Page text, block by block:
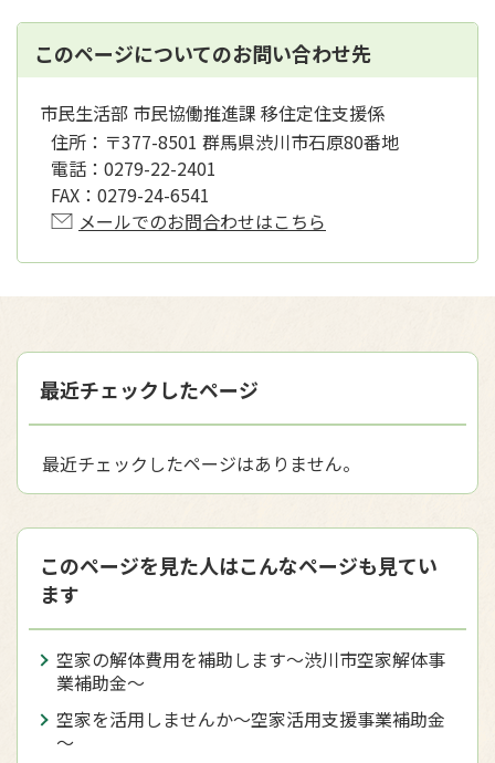
このページについてのお問い合わせ先
市民生活部 市民協働推進課 移住定住支援係
住所： 〒377-8501 群馬県渋川市石原80番地
電話： 0279-22-2401
FAX： 0279-24-6541
メールでのお問合わせはこちら
最近チェックしたページ
最近チェックしたページはありません。
このページを見た人はこんなページも見てい
ます
空家の解体費用を補助します～渋川市空家解体事
業補助金～
空家を活用しませんか～空家活用支援事業補助金
～